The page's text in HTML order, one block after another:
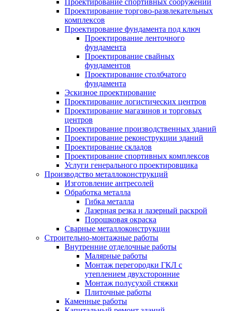
Проектирование спортивных сооружений
Проектирование торгово-развлекательных
комплексов
Проектирование фундамента под ключ
Проектирование ленточного
фундамента
Проектирование свайных
фундаментов
Проектирование столбчатого
фундамента
Эскизное проектирование
Проектирование логистических центров
Проектирование магазинов и торговых
центров
Проектирование производственных зданий
Проектирование реконструкции зданий
Проектирование складов
Проектирование спортивных комплексов
Услуги генерального проектировщика
Производство металлоконструкций
Изготовление антресолей
Обработка металла
Гибка металла
Лазерная резка и лазерный раскрой
Порошковая окраска
Сварные металлоконструкции
Строительно-монтажные работы
Внутренние отделочные работы
Малярные работы
Монтаж перегородки ГКЛ с
утеплением двухсторонние
Монтаж полусухой стяжки
Плиточные работы
Каменные работы